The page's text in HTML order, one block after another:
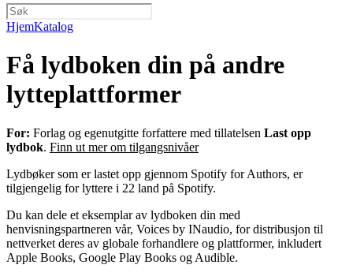
HjemKatalog
Få lydboken din på andre
lytteplattformer
For: Forlag og egenutgitte forfattere med tillatelsen Last opp
lydbok. Finn ut mer om tilgangsnivåer
Lydbøker som er lastet opp gjennom Spotify for Authors, er
tilgjengelig for lyttere i 22 land på Spotify.
Du kan dele et eksemplar av lydboken din med
henvisningspartneren vår, Voices by INaudio, for distribusjon til
nettverket deres av globale forhandlere og plattformer, inkludert
Apple Books, Google Play Books og Audible.